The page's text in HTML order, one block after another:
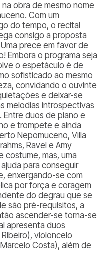
obra de mesmo nome
Com um
do tempo, o recital
consigo a proposta
prece em favor de
Embora o programa seja
o espetáculo é de
sofisticado ao mesmo
convidando o ouvinte
e deixar-se
melodias introspectivas
Entre duos de piano e
e trompete e ainda
Nepomuceno, Villa
Ravel e Amy
costume, mas, uma
para conseguir
enxergando-se com
por força e coragem
do degrau que se
são pré-requisitos, a
ascender-se torna-se
apresenta duos
violoncelo
Costa), além de